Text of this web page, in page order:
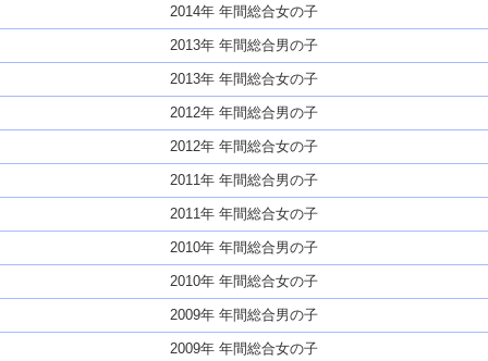
2014年 年間総合女の子
2013年 年間総合男の子
2013年 年間総合女の子
2012年 年間総合男の子
2012年 年間総合女の子
2011年 年間総合男の子
2011年 年間総合女の子
2010年 年間総合男の子
2010年 年間総合女の子
2009年 年間総合男の子
2009年 年間総合女の子